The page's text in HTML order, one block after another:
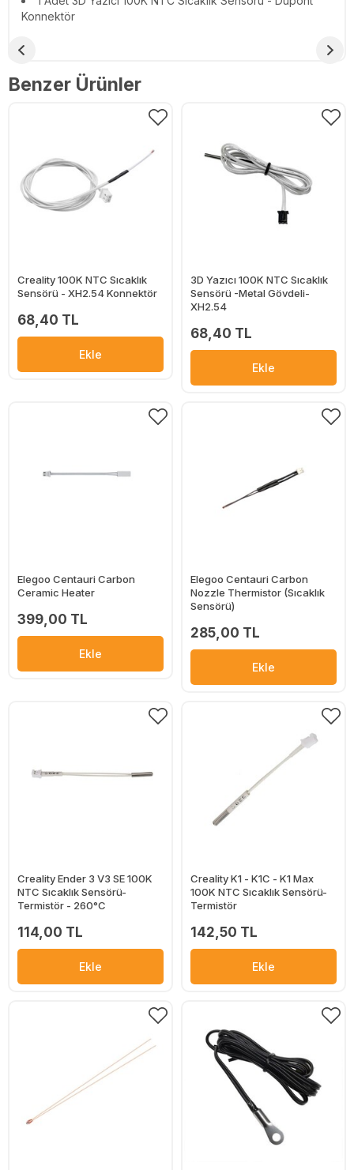
Konnektör
Benzer Ürünler
Creality 100K NTC Sıcaklık
Sensörü - XH2.54 Konnektör
68,40 TL
Ekle
3D Yazıcı 100K NTC Sıcaklık
Sensörü -Metal Gövdeli-
XH2.54
68,40 TL
Ekle
Elegoo Centauri Carbon
Ceramic Heater
399,00 TL
Ekle
Elegoo Centauri Carbon
Nozzle Thermistor (Sıcaklık
Sensörü)
285,00 TL
Ekle
Creality Ender 3 V3 SE 100K
NTC Sıcaklık Sensörü-
Termistör - 260°C
114,00 TL
Ekle
Creality K1 - K1C - K1 Max
100K NTC Sıcaklık Sensörü-
Termistör
142,50 TL
Ekle